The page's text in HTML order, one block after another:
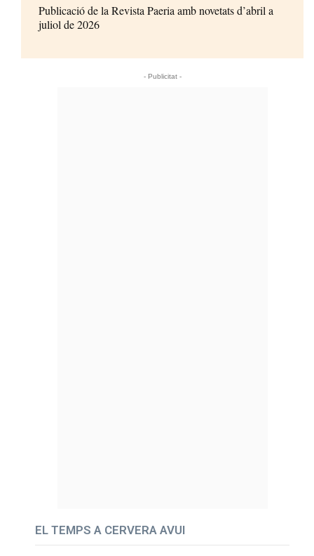
Publicació de la Revista Paeria amb novetats d’abril a
juliol de 2026
- Publicitat -
EL TEMPS A CERVERA AVUI